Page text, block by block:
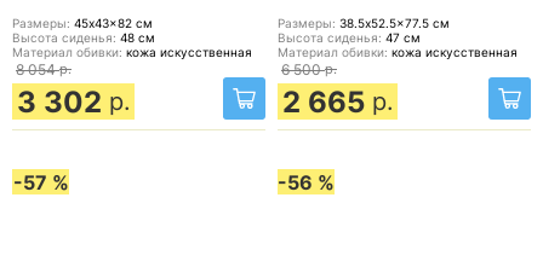
Размеры: 45x43x82 см
Высота сиденья: 48 см
Материал обивки: кожа искусственная
8 054 р.
3 302 р.
Размеры: 38.5x52.5x77.5 см
Высота сиденья: 47 см
Материал обивки: кожа искусственная
6 500 р.
2 665 р.
-57 % -56 %